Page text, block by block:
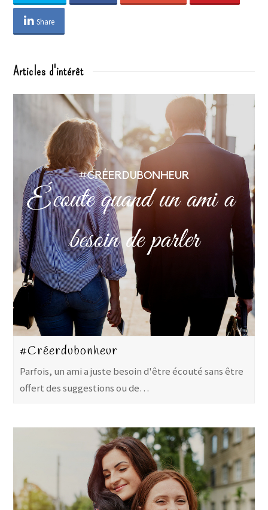
Share
Articles d'intérêt
#Créerdubonheur
Parfois, un ami a juste besoin d'être écouté sans être
offert des suggestions ou de…